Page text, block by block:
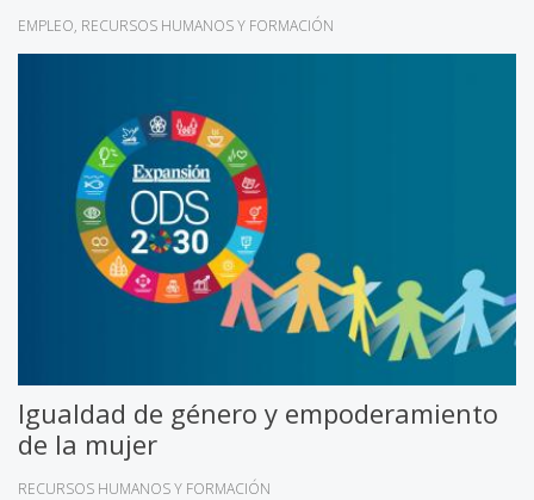
EMPLEO RECURSOS HUMANOS Y FORMACIÓN
Igualdad de género y empoderamiento
de la mujer
RECURSOS HUMANOS Y FORMACIÓN